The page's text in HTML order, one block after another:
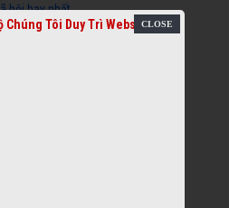
hội hay nhất
Chúng Tôi Duy Trì Website